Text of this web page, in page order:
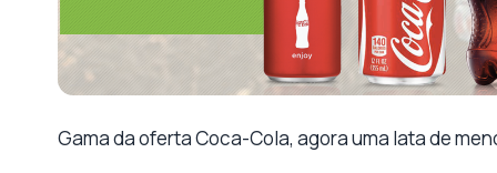
Gama da oferta Coca-Cola, agora uma lata de